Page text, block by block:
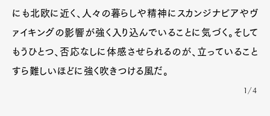
にも北欧に近く、人々の暮らしや精神にスカンジナビアやヴ
ァイキングの影響が強く入り込んでいることに気づく。そして
もうひとつ、否応なしに体感させられるのが、立っていること
すら難しいほどに強く吹きつける風だ。
1/4